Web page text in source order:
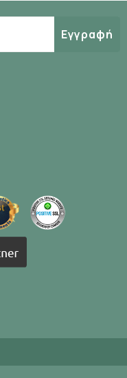
Εγγραφή